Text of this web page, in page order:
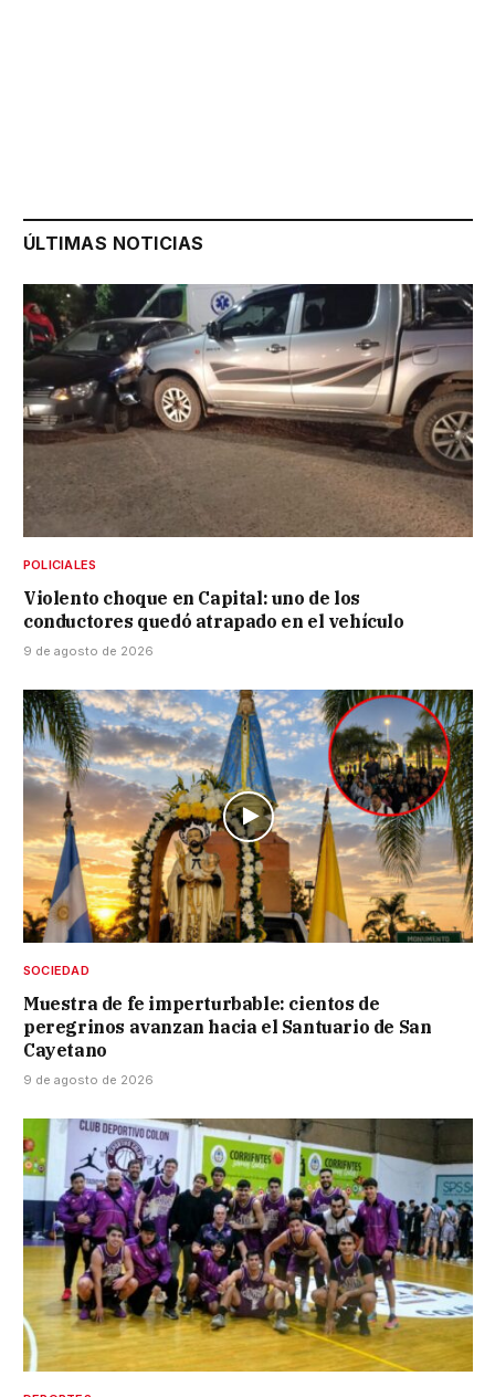
ÚLTIMAS NOTICIAS
POLICIALES
Violento choque en Capital: uno de los
conductores quedó atrapado en el vehículo
9 de agosto de 2026
SOCIEDAD
Muestra de fe imperturbable: cientos de
peregrinos avanzan hacia el Santuario de San
Cayetano
9 de agosto de 2026